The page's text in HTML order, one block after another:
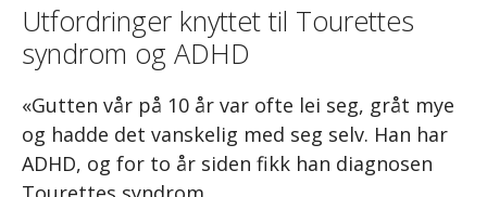
Utfordringer knyttet til Tourettes
syndrom og ADHD
«Gutten vår på 10 år var ofte lei seg, gråt mye
og hadde det vanskelig med seg selv. Han har
ADHD, og for to år siden fikk han diagnosen